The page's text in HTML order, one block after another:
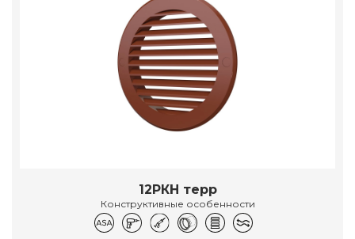
12РКН терр
Конструктивные особенности